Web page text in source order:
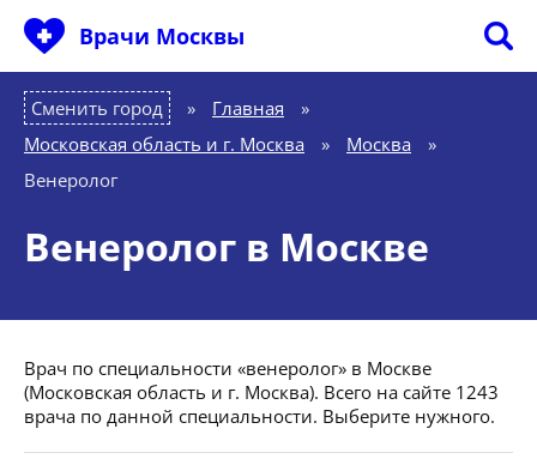
Врачи Москвы
Сменить город Главная
»
Московская область и г. Москва
» Москва
»
Венеролог
Венеролог в Москве
Врач по специальности «венеролог» в Москве
(Московская область и г. Москва). Всего на сайте 1243
врача по данной специальности. Выберите нужного.